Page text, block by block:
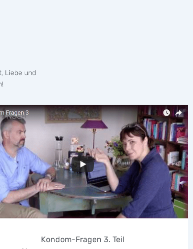
Liebe und
Kondom-Fragen 3. Teil